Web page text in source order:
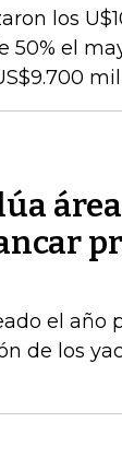
los
el
el año
de los